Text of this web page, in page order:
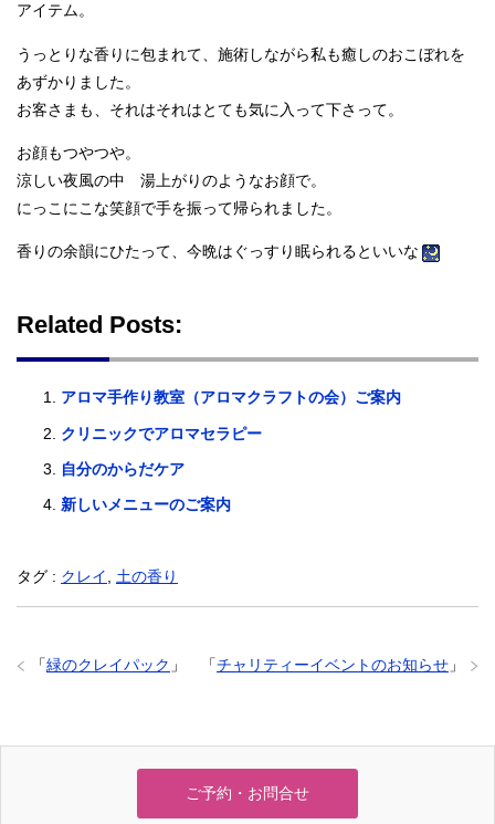
アイテム。
うっとりな香りに包まれて、施術しながら私も癒しのおこぼれを
あずかりました。
お客さまも、それはそれはとても気に入って下さって。
お顔もつやつや。
涼しい夜風の中 湯上がりのようなお顔で。
にっこにこな笑顔で手を振って帰られました。
香りの余韻にひたって、今晩はぐっすり眠られるといいな
Related Posts:
アロマ手作り教室（アロマクラフトの会）ご案内
クリニックでアロマセラピー
自分のからだケア
新しいメニューのご案内
タグ : クレイ 土の香り
「チャリティーイベントのお知らせ 」
「緑のクレイパック 」
ご予約・お問合せ